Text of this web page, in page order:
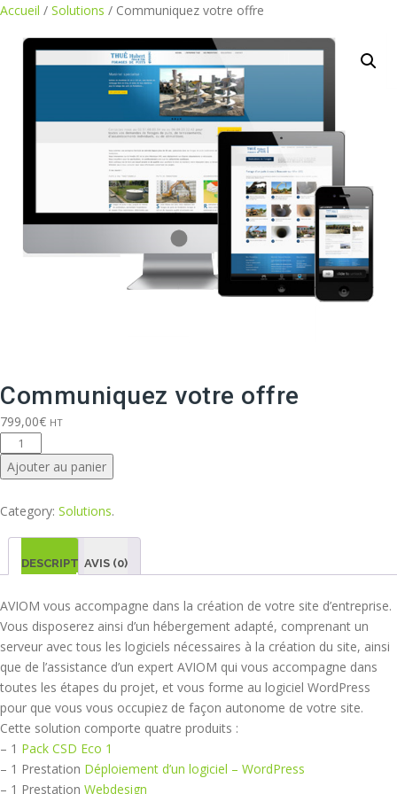
Aller
contenu
Accueil / Solutions / Communiquez votre offre
Communiquez votre offre
799,00€ HT
quantité
de
Communiquez
votre
offre
Ajouter au panier
Category: Solutions.
DESCRIPTIONAVIS (0)
AVIOM vous accompagne dans la création de votre site d’entreprise.
Vous disposerez ainsi d’un hébergement adapté, comprenant un
serveur avec tous les logiciels nécessaires à la création du site, ainsi
que de l’assistance d’un expert AVIOM qui vous accompagne dans
toutes les étapes du projet, et vous forme au logiciel WordPress
pour que vous vous occupiez de façon autonome de votre site.
Cette solution comporte quatre produits :
– 1 Pack CSD Eco 1
– 1 Prestation Déploiement d’un logiciel – WordPress
– 1 Prestation Webdesign